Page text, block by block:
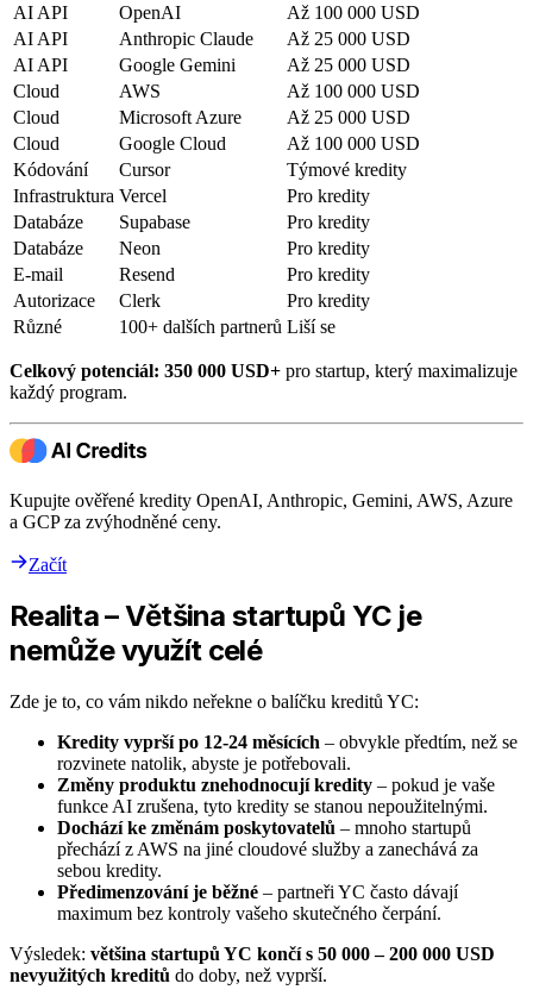
AI API
OpenAI
Až 100 000 USD
AI API
Anthropic Claude
Až 25 000 USD
AI API
Google Gemini
Až 25 000 USD
Cloud
AWS
Až 100 000 USD
Cloud
Microsoft Azure
Až 25 000 USD
Cloud
Google Cloud
Až 100 000 USD
Kódování
Cursor
Týmové kredity
Infrastruktura Vercel
Pro kredity
Databáze
Supabase
Pro kredity
Databáze
Neon
Pro kredity
E-mail
Resend
Pro kredity
Autorizace
Clerk
Pro kredity
Různé
100+ dalších partnerů Liší se
Celkový potenciál: 350 000 USD+ pro startup, který maximalizuje
každý program.
Kupujte ověřené kredity OpenAI, Anthropic, Gemini, AWS, Azure
a GCP za zvýhodněné ceny.
Začít
Realita – Většina startupů YC je
nemůže využít celé
Zde je to, co vám nikdo neřekne o balíčku kreditů YC:
Kredity vyprší po 12-24 měsících – obvykle předtím, než se
rozvinete natolik, abyste je potřebovali.
Změny produktu znehodnocují kredity – pokud je vaše
funkce AI zrušena, tyto kredity se stanou nepoužitelnými.
Dochází ke změnám poskytovatelů – mnoho startupů
přechází z AWS na jiné cloudové služby a zanechává za
sebou kredity.
Předimenzování je běžné – partneři YC často dávají
maximum bez kontroly vašeho skutečného čerpání.
Výsledek: většina startupů YC končí s 50 000 – 200 000 USD
nevyužitých kreditů do doby, než vyprší.